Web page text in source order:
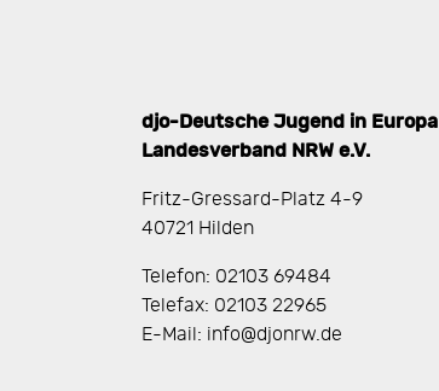
djo-Deutsche Jugend in Europa
Landesverband NRW e.V.
Fritz-Gressard-Platz 4-9
40721 Hilden
Telefon: 02103 69484
Telefax: 02103 22965
E-Mail: info@djonrw.de